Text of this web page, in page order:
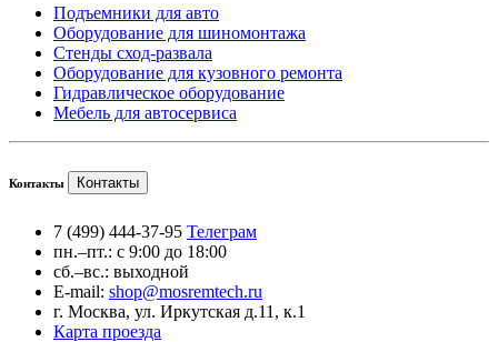
Подъемники для авто
Оборудование для шиномонтажа
Стенды сход-развала
Оборудование для кузовного ремонта
Гидравлическое оборудование
Мебель для автосервиса
Контакты Контакты
7 (499) 444-37-95 Телеграм
пн.–пт.: с 9:00 до 18:00
сб.–вс.: выходной
E-mail: shop@mosremtech.ru
г. Москва, ул. Иркутская д.11, к.1
Карта проезда